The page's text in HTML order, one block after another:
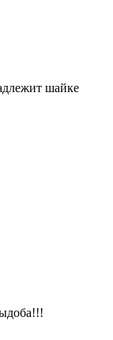
шайке